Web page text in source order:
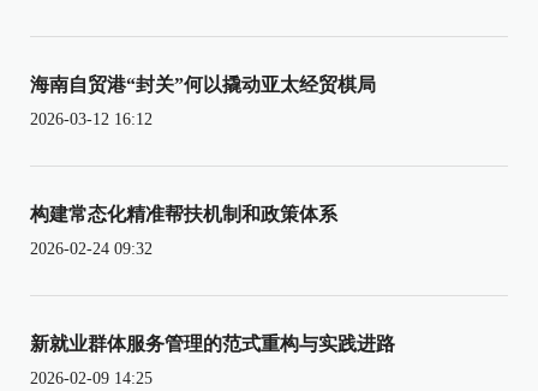
海南自贸港“封关”何以撬动亚太经贸棋局
2026-03-12 16:12
构建常态化精准帮扶机制和政策体系
2026-02-24 09:32
新就业群体服务管理的范式重构与实践进路
2026-02-09 14:25